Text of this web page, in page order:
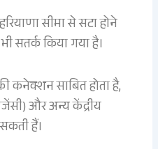
सीमा से सटा होने
सतर्क किया गया है।
कनेक्शन साबित होता है,
और अन्य केंद्रीय
हैं।